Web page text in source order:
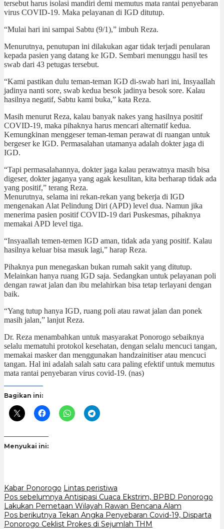
tersebut harus isolasi mandiri demi memutus mata rantai penyebaran
virus COVID-19. Maka pelayanan di IGD ditutup.
“Mulai hari ini sampai Sabtu (9/1),” imbuh Reza.
Menurutnya, penutupan ini dilakukan agar tidak terjadi penularan
kepada pasien yang datang ke IGD. Sembari menunggu hasil tes
swab dari 43 petugas tersebut.
“Kami pastikan dulu teman-teman IGD di-swab hari ini, Insyaallah
jadinya nanti sore, swab kedua besok jadinya besok sore. Kalau
hasilnya negatif, Sabtu kami buka,” kata Reza.
Masih menurut Reza, kalau banyak nakes yang hasilnya positif
COVID-19, maka pihaknya harus mencari alternatif kedua.
Kemungkinan menggeser teman-teman perawat di ruangan untuk
bergeser ke IGD. Permasalahan utamanya adalah dokter jaga di
IGD.
“Tapi permasalahannya, dokter jaga kalau perawatnya masih bisa
digeser, dokter jaganya yang agak kesulitan, kita berharap tidak ada
yang positif,” terang Reza.
Menurutnya, selama ini rekan-rekan yang bekerja di IGD
mengenakan Alat Pelindung Diri (APD) level dua. Namun jika
menerima pasien positif COVID-19 dari Puskesmas, pihaknya
memakai APD level tiga.
“Insyaallah temen-temen IGD aman, tidak ada yang positif. Kalau
hasilnya keluar bisa masuk lagi,” harap Reza.
Pihaknya pun menegaskan bukan rumah sakit yang ditutup.
Melainkan hanya ruang IGD saja. Sedangkan untuk pelayanan poli
dengan rawat jalan dan ibu melahirkan bisa tetap terlayani dengan
baik.
“Yang tutup hanya IGD, ruang poli atau rawat jalan dan ponek
masih jalan,” lanjut Reza.
Dr. Reza menambahkan untuk masyarakat Ponorogo sebaiknya
selalu mematuhi protokol kesehatan, dengan selalu mencuci tangan,
memakai masker dan menggunakan handzainitiser atau mencuci
tangan. Hal ini adalah salah satu cara paling efektif untuk memutus
mata rantai penyebaran virus covid-19. (nas)
Bagikan ini:
Menyukai ini:
Kabar Ponorogo Lintas peristiwa
Navigasi
pos
Pos sebelumnya Antisipasi Cuaca Ekstrim, BPBD Ponorogo
Lakukan Pemetaan Wilayah Rawan Bencana Alam
Pos berikutnya Tekan Angka Penyebaran Covid-19, Disparta
Ponorogo Ceklist Prokes di Sejumlah THM